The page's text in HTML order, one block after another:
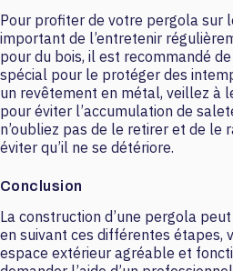
Pour profiter de votre pergola sur
important de l’entretenir
pour du bois, il est recommandé
spécial pour le protéger des
un revêtement en métal, veillez à
pour éviter l’accumulation de
n’oubliez pas de le retirer et de le
éviter qu’il ne se détériore.
Conclusion
La construction d’une pergola
en suivant ces différentes étapes,
espace extérieur agréable et